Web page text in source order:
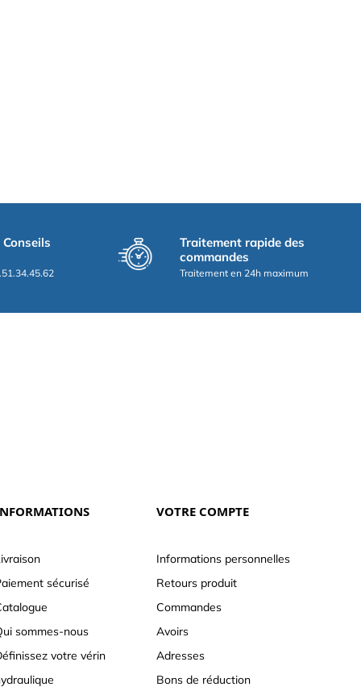
Traitement rapide des
commandes
Traitement en 24h maximum
sécurisé
sommes-nous
votre vérin
VOTRE COMPTE
Informations personnelles
Retours produit
Commandes
Avoirs
Adresses
Bons de réduction